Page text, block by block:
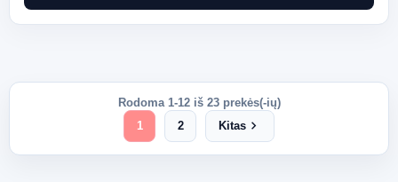
Rodoma 1-12 iš 23 prekės(-ių)
1
2 Kitas chevron_right